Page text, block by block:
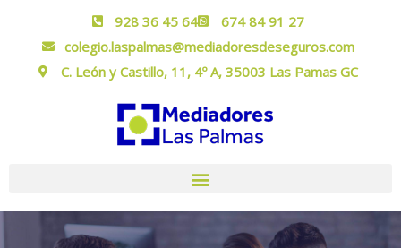
928 36 45 64
674 84 91 27
colegio.laspalmas@mediadoresdeseguros.com
C. León y Castillo, 11, 4º A, 35003 Las Pamas GC